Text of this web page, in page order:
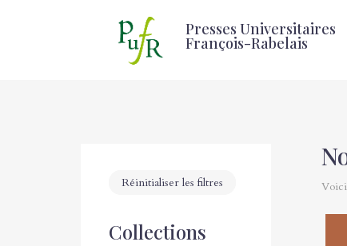
Presses Universitaires
François-Rabelais
Réinitialiser les filtres
Collections